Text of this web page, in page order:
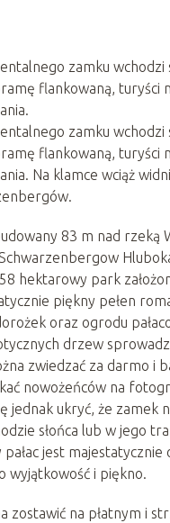
zamku wchodzi
flankowaną, turyści
zamku wchodzi
flankowaną, turyści
Na klamce wciąż
83 m nad rzeką
hektarowy park
piękny pełen
oraz ogrodu
drzew
zwiedzać za darmo i
nowożeńców na
jednak ukryć, że zamek
słońca lub w jego
jest majestatycznie
wyjątkowość i piękno.
zostawić na płatnym i